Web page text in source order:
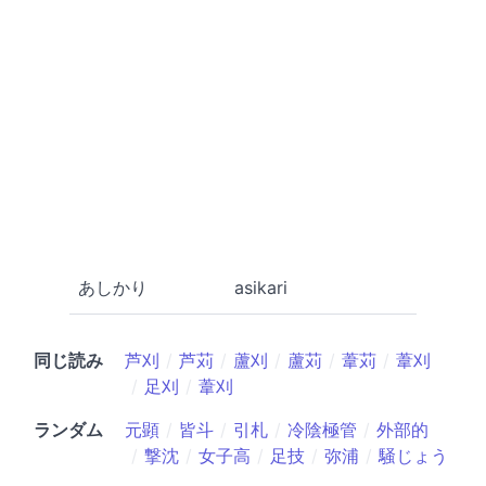
あしかり asikari
同じ読み 芦刈 芦苅 蘆刈 蘆苅 葦苅
葦刈
足刈
葦刈
ランダム
元顕 皆斗 引札 冷陰極管
外部的
撃沈
女子高 足技 弥浦 騒じょう